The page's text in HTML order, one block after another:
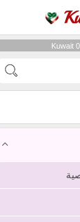
Kuwait